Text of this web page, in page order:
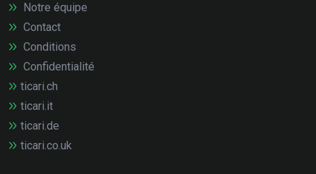
Notre équipe
Contact
Conditions
Confidentialité
ticari.ch
ticari.it
ticari.de
ticari.co.uk